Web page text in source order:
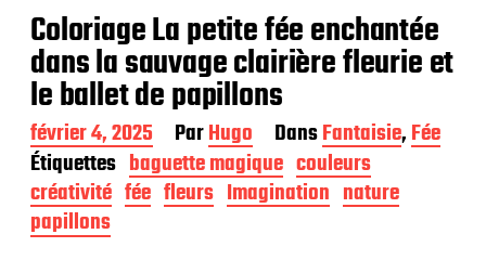
Coloriage La petite fée enchantée
dans la sauvage clairière fleurie et
le ballet de papillons
D
a
t
e
d
e
février 4, 2025 ParHugo DansFantaisie,Fée
Étiquettes baguette magique couleurs
créativité fée fleurs Imagination nature
papillons